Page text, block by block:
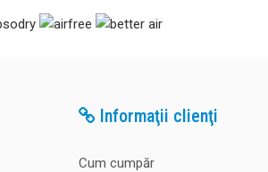
esentiale Fidji Gri. Fidji este un difuzor de
si cateva picaturi din uleiul esential preferat in
Informaţii clienţi
Cum cumpăr